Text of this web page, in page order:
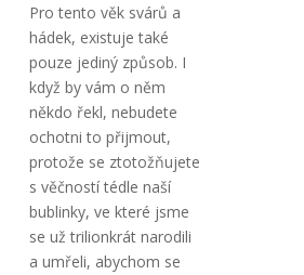
Pro tento věk svárů a
hádek, existuje také
pouze jediný způsob. I
když by vám o něm
někdo řekl, nebudete
ochotni to přijmout,
protože se ztotožňujete
s věčností tédle naší
bublinky, ve které jsme
se už trilionkrát narodili
a umřeli, abychom se